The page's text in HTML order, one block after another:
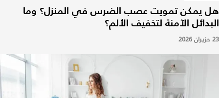
هل يمكن تمويت عصب الضرس في المنزل؟ وما
البدائل الآمنة لتخفيف الألم؟
23 حزيران 2026